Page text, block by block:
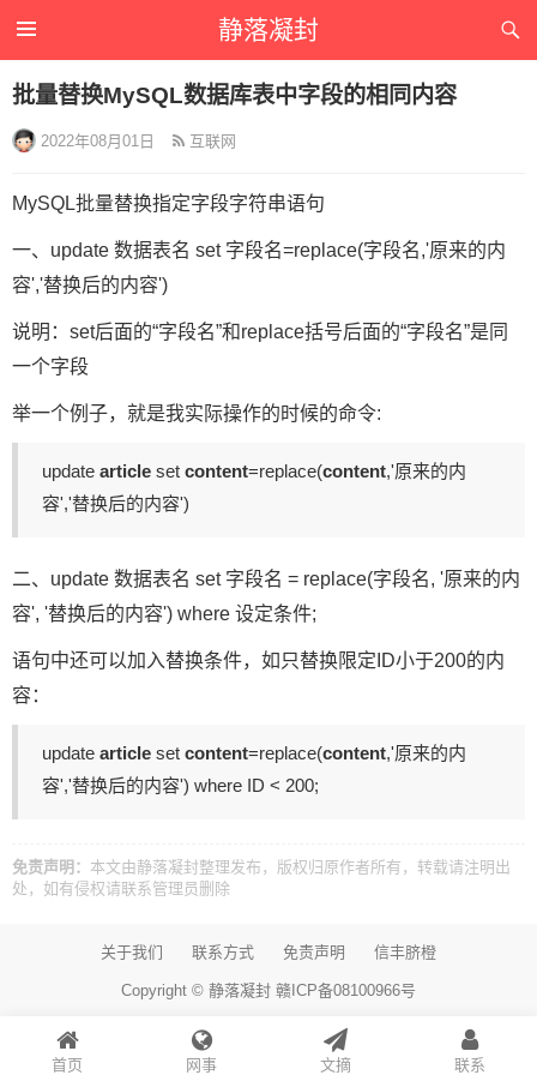
静落凝封
批量替换MySQL数据库表中字段的相同内容
2022年08月01日 互联网
MySQL批量替换指定字段字符串语句
一、update 数据表名 set 字段名=replace(字段名,'原来的内
容','替换后的内容')
说明：set后面的“字段名”和replace括号后面的“字段名”是同
一个字段
举一个例子，就是我实际操作的时候的命令:
update article set content=replace(content,'原来的内
容','替换后的内容')
二、update 数据表名 set 字段名 = replace(字段名, '原来的内
容', '替换后的内容') where 设定条件;
语句中还可以加入替换条件，如只替换限定ID小于200的内
容：
update article set content=replace(content,'原来的内
容','替换后的内容') where ID < 200;
免责声明： 本文由静落凝封整理发布，版权归原作者所有，转载请注明出
处，如有侵权请 联系管理员删除
关于我们 联系方式 免责声明 信丰脐橙
Copyright © 静落凝封 赣ICP备08100966号
首页 网事 文摘 联系